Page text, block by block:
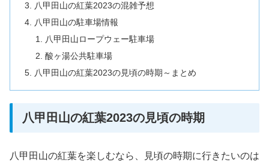
八甲田山の紅葉2023の混雑予想
八甲田山の駐車場情報
八甲田山ロープウェー駐車場
酸ヶ湯公共駐車場
八甲田山の紅葉2023の見頃の時期～まとめ
八甲田山の紅葉2023の見頃の時期
八甲田山の紅葉を楽しむなら、見頃の時期に行きたいのは